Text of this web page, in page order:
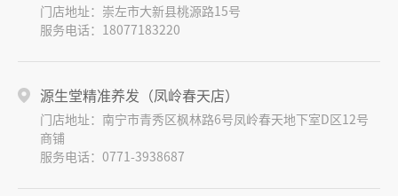
门店地址：崇左市大新县桃源路15号
服务电话：18077183220
源生堂精准养发（凤岭春天店）
门店地址：南宁市青秀区枫林路6号凤岭春天地下室D区12号
商铺
服务电话：0771-3938687